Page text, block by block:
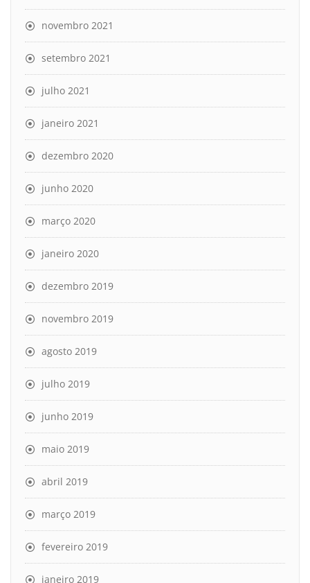
novembro 2021
setembro 2021
julho 2021
janeiro 2021
dezembro 2020
junho 2020
março 2020
janeiro 2020
dezembro 2019
novembro 2019
agosto 2019
julho 2019
junho 2019
maio 2019
abril 2019
março 2019
fevereiro 2019
janeiro 2019